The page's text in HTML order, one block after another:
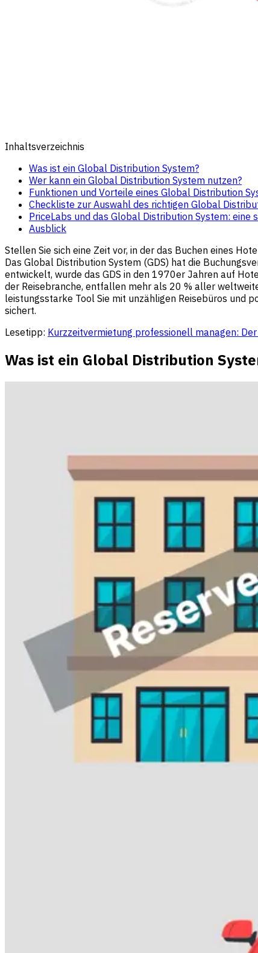
Inhaltsverzeichnis
Was ist ein Global Distribution System?
Wer kann ein Global Distribution System nutzen?
Funktionen und Vorteile eines Global Distribution
Checkliste zur Auswahl des richtigen Global
PriceLabs und das Global Distribution System: eine
Ausblick
Stellen Sie sich eine Zeit vor, in der das Buchen eines
Das Global Distribution System (GDS) hat die
entwickelt, wurde das GDS in den 1970er Jahren auf
der Reisebranche, entfallen mehr als 20 % aller
leistungsstarke Tool Sie mit unzähligen Reisebüros und
sichert.
Lesetipp: Kurzzeitvermietung professionell managen:
Was ist ein Global Distribution